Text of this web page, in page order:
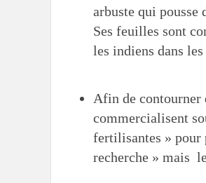
arbuste qui pousse
Ses feuilles sont
les indiens dans
Afin de contourner
commercialisent
fertilisantes » pour
recherche » mais